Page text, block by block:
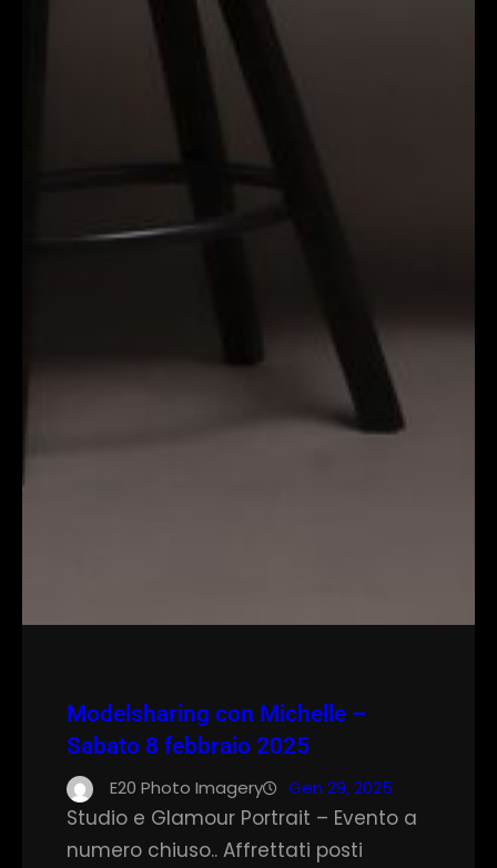
Modelsharing con Michelle –
Sabato 8 febbraio 2025
E20 Photo Imagery Gen 29, 2025
Studio e Glamour Portrait – Evento a
numero chiuso.. Affrettati posti